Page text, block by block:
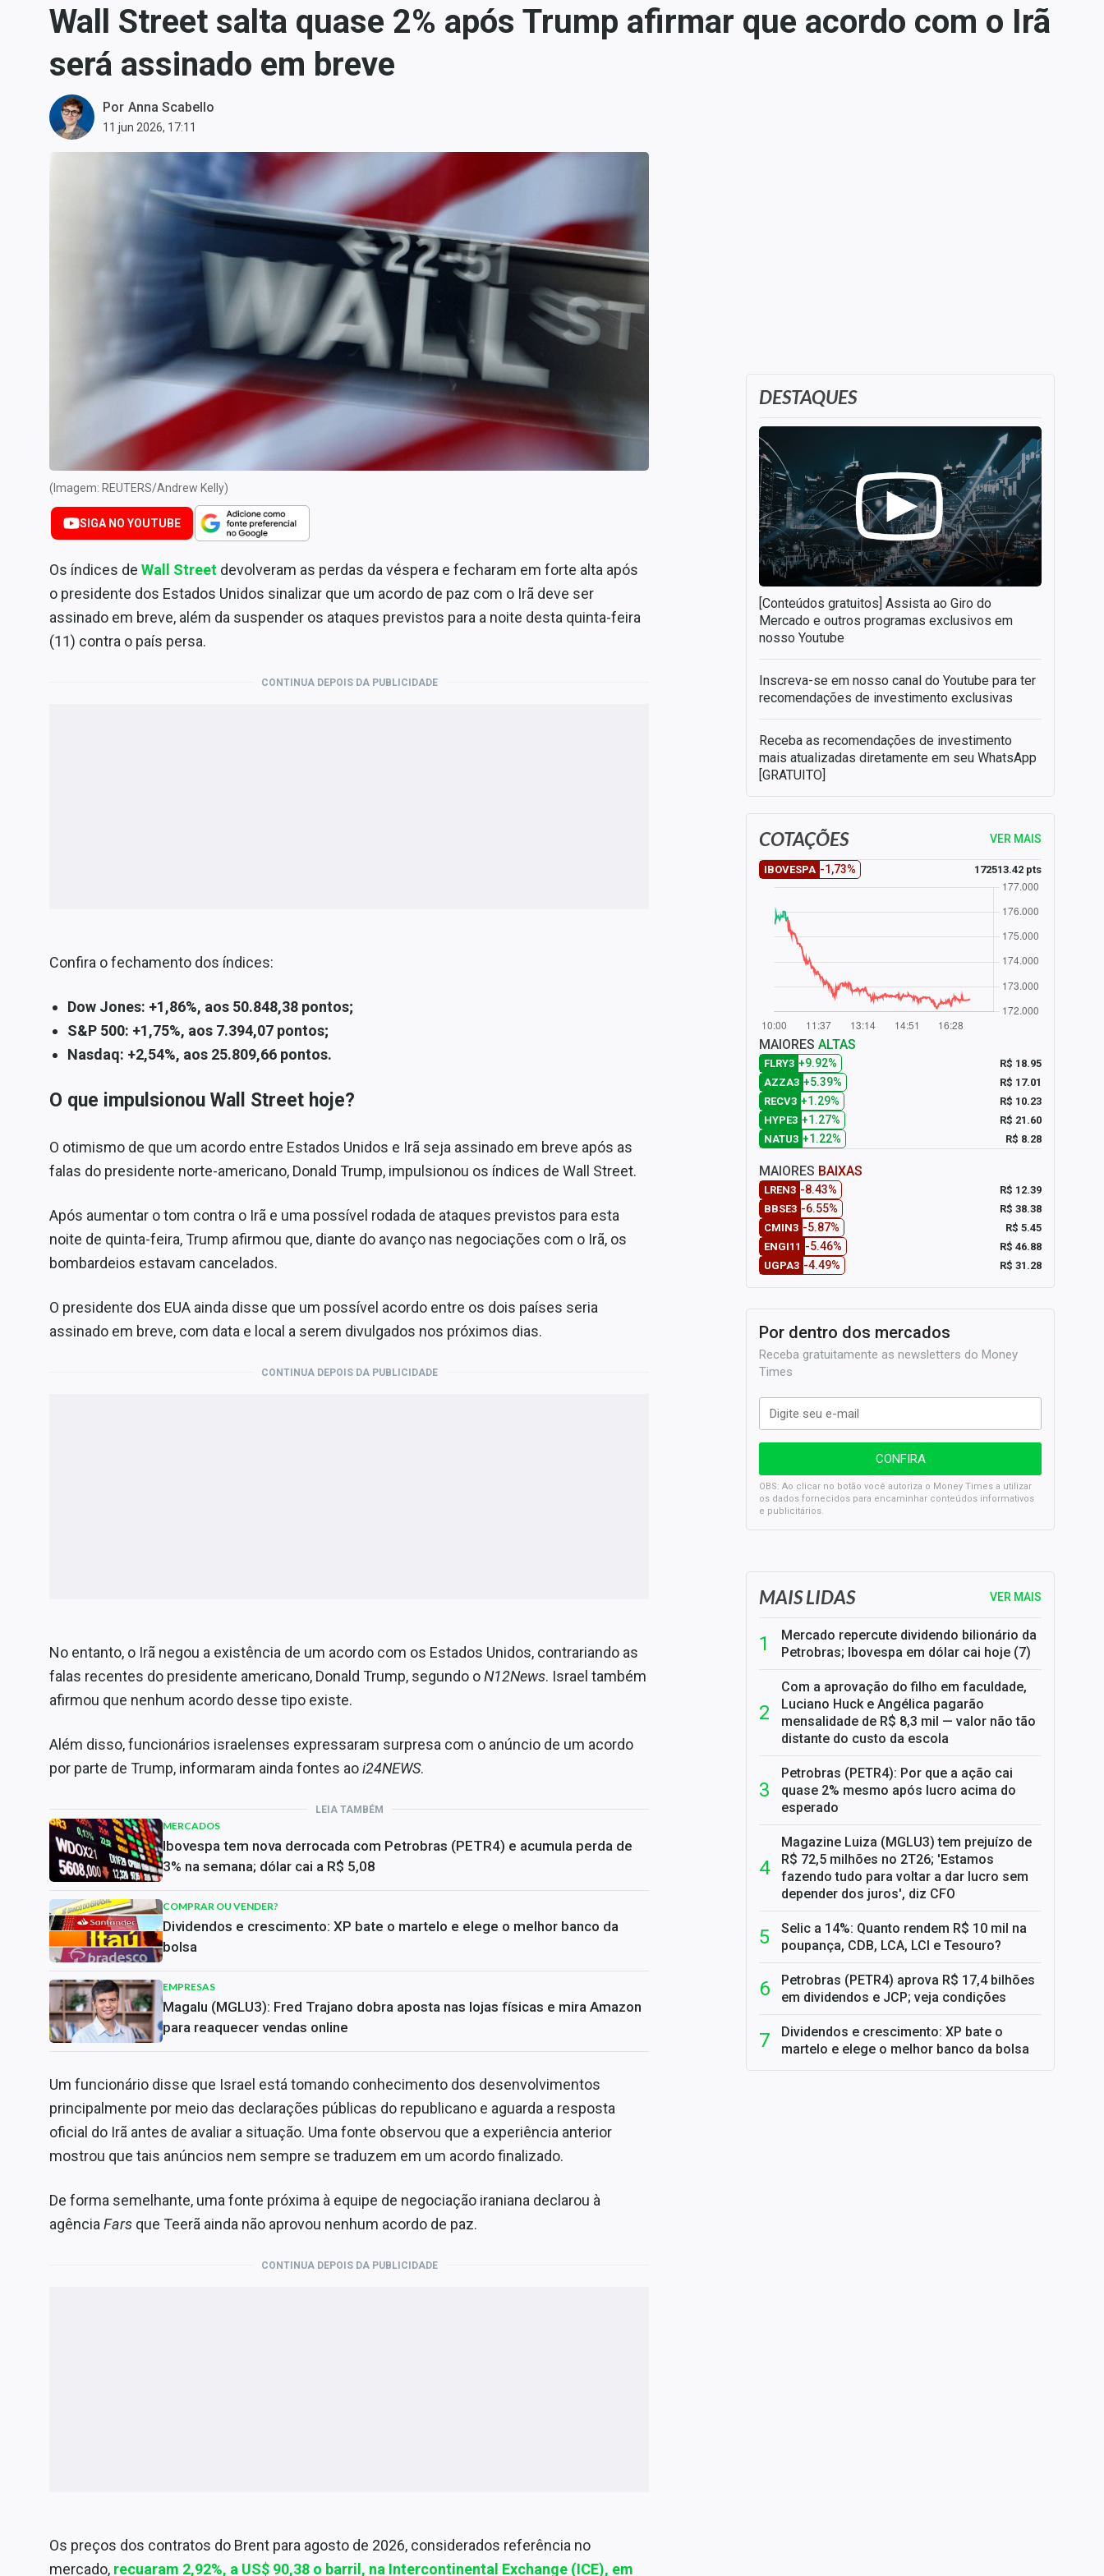
Carteiras Recomendadas
Central de Fundos
Central dos IPOs
Renda Fixa
Conteúdo de Marca
Sobre
Expediente
Wall Street salta quase 2% após Trump afirmar que acordo com o Irã
será assinado em breve
Por Anna Scabello
11 jun 2026, 17:11
(Imagem: REUTERS/Andrew Kelly)
SIGA NO YOUTUBE
Os índices de Wall Street devolveram as perdas da véspera e fecharam em forte alta após
o presidente dos Estados Unidos sinalizar que um acordo de paz com o Irã deve ser
assinado em breve, além da suspender os ataques previstos para a noite desta quinta-feira
(11) contra o país persa.
CONTINUA DEPOIS DA PUBLICIDADE
Confira o fechamento dos índices:
Dow Jones: +1,86%, aos 50.848,38 pontos;
S&P 500: +1,75%, aos 7.394,07 pontos;
Nasdaq: +2,54%, aos 25.809,66 pontos.
O que impulsionou Wall Street hoje?
O otimismo de que um acordo entre Estados Unidos e Irã seja assinado em breve após as
falas do presidente norte-americano, Donald Trump, impulsionou os índices de Wall Street.
Após aumentar o tom contra o Irã e uma possível rodada de ataques previstos para esta
noite de quinta-feira, Trump afirmou que, diante do avanço nas negociações com o Irã, os
bombardeios estavam cancelados.
O presidente dos EUA ainda disse que um possível acordo entre os dois países seria
assinado em breve, com data e local a serem divulgados nos próximos dias.
CONTINUA DEPOIS DA PUBLICIDADE
No entanto, o Irã negou a existência de um acordo com os Estados Unidos, contrariando as
falas recentes do presidente americano, Donald Trump, segundo oN12News. Israel também
afirmou que nenhum acordo desse tipo existe.
Além disso, funcionários israelenses expressaram surpresa com o anúncio de um acordo
por parte de Trump, informaram ainda fontes aoi24NEWS.
LEIA TAMBÉM
MERCADOS
Ibovespa tem nova derrocada com Petrobras (PETR4) e acumula perda de
3% na semana; dólar cai a R$ 5,08
COMPRAR OU VENDER?
Dividendos e crescimento: XP bate o martelo e elege o melhor banco da
bolsa
EMPRESAS
Magalu (MGLU3): Fred Trajano dobra aposta nas lojas físicas e mira Amazon
para reaquecer vendas online
Um funcionário disse que Israel está tomando conhecimento dos desenvolvimentos
principalmente por meio das declarações públicas do republicano e aguarda a resposta
oficial do Irã antes de avaliar a situação. Uma fonte observou que a experiência anterior
mostrou que tais anúncios nem sempre se traduzem em um acordo finalizado.
De forma semelhante, uma fonte próxima à equipe de negociação iraniana declarou à
agência Fars que Teerã ainda não aprovou nenhum acordo de paz.
CONTINUA DEPOIS DA PUBLICIDADE
Os preços dos contratos do Brent para agosto de 2026, considerados referência no
mercado, recuaram 2,92%, a US$ 90,38 o barril , na Intercontinental Exchange (ICE), em
DESTAQUES
[Conteúdos gratuitos] Assista ao Giro do
Mercado e outros programas exclusivos em
nosso Youtube
Inscreva-se em nosso canal do Youtube para ter
recomendações de investimento exclusivas
Receba as recomendações de investimento
mais atualizadas diretamente em seu WhatsApp
[GRATUITO]
COTAÇÕES VER MAIS
IBOVESPA -1,73% 172513.42 pts
MAIORES ALTAS
FLRY3 +9.92%
R$ 18.95
AZZA3 +5.39%
R$ 17.01
RECV3 +1.29%
R$ 10.23
HYPE3 +1.27%
R$ 21.60
NATU3 +1.22% R$ 8.28
MAIORES BAIXAS
LREN3 -8.43%
R$ 12.39
BBSE3 -6.55%
R$ 38.38
CMIN3 -5.87%
R$ 5.45
ENGI11 -5.46%
R$ 46.88
UGPA3 -4.49% R$ 31.28
Por dentro dos mercados
Receba gratuitamente as newsletters do Money
Times
OBS: Ao clicar no botão você autoriza o Money Times a utilizar
os dados fornecidos para encaminhar conteúdos informativos
e publicitários.
SELIC em 14%: A repercussão da decisão sobre os JUROS
MAIS LIDAS VER MAIS
Mercado repercute dividendo bilionário da
Petrobras; Ibovespa em dólar cai hoje (7)
Com a aprovação do filho em faculdade,
Luciano Huck e Angélica pagarão
mensalidade de R$ 8,3 mil — valor não tão
distante do custo da escola
Petrobras (PETR4): Por que a ação cai
quase 2% mesmo após lucro acima do
esperado
Magazine Luiza (MGLU3) tem prejuízo de
R$ 72,5 milhões no 2T26; 'Estamos
fazendo tudo para voltar a dar lucro sem
depender dos juros', diz CFO
Selic a 14%: Quanto rendem R$ 10 mil na
poupança, CDB, LCA, LCI e Tesouro?
Petrobras (PETR4) aprova R$ 17,4 bilhões
em dividendos e JCP; veja condições
Dividendos e crescimento: XP bate o
martelo e elege o melhor banco da bolsa